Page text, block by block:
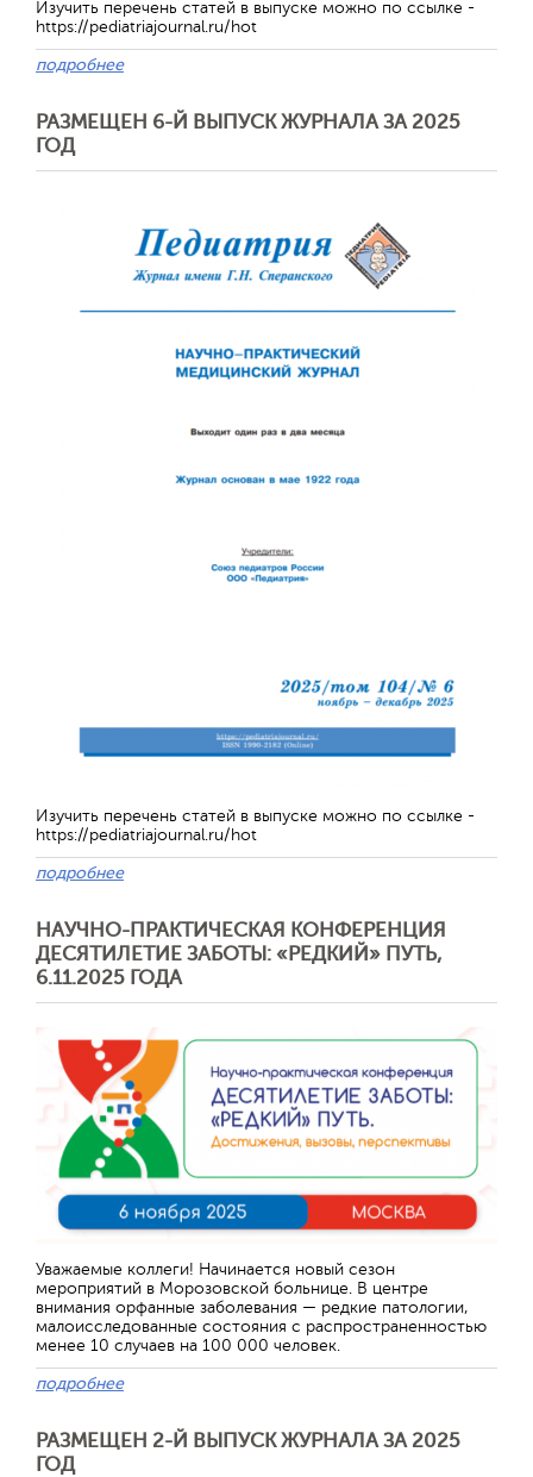
Изучить перечень статей в выпуске можно по ссылке -
https://pediatriajournal.ru/hot
подробнее
РАЗМЕЩЕН 6-Й ВЫПУСК ЖУРНАЛА ЗА 2025
ГОД
Изучить перечень статей в выпуске можно по ссылке -
https://pediatriajournal.ru/hot
подробнее
НАУЧНО-ПРАКТИЧЕСКАЯ КОНФЕРЕНЦИЯ
ДЕСЯТИЛЕТИЕ ЗАБОТЫ: «РЕДКИЙ» ПУТЬ,
6.11.2025 ГОДА
Уважаемые коллеги! Начинается новый сезон
мероприятий в Морозовской больнице. В центре
внимания орфанные заболевания — редкие патологии,
малоисследованные состояния с распространенностью
менее 10 случаев на 100 000 человек.
подробнее
РАЗМЕЩЕН 2-Й ВЫПУСК ЖУРНАЛА ЗА 2025
ГОД